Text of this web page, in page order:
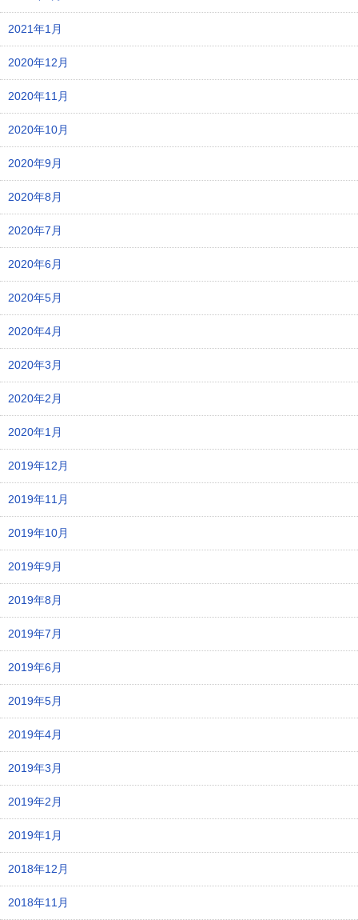
2021年1月
2020年12月
2020年11月
2020年10月
2020年9月
2020年8月
2020年7月
2020年6月
2020年5月
2020年4月
2020年3月
2020年2月
2020年1月
2019年12月
2019年11月
2019年10月
2019年9月
2019年8月
2019年7月
2019年6月
2019年5月
2019年4月
2019年3月
2019年2月
2019年1月
2018年12月
2018年11月